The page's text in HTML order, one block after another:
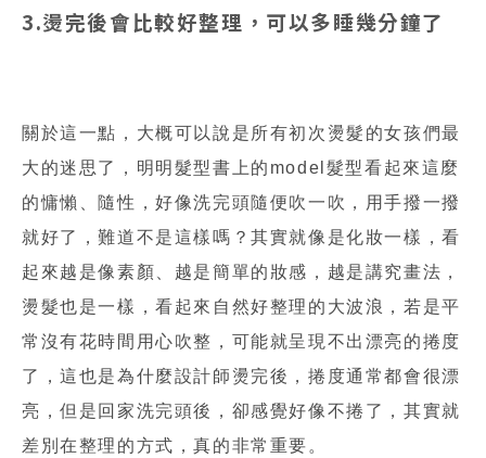
3.燙完後會比較好整理，可以多睡幾分鐘了
關於這一點，大概可以說是所有初次燙髮的女孩們最
大的迷思了，明明髮型書上的model髮型看起來這麼
的慵懶、隨性，好像洗完頭隨便吹一吹，用手撥一撥
就好了，難道不是這樣嗎？其實就像是化妝一樣，看
起來越是像素顏、越是簡單的妝感，越是講究畫法，
燙髮也是一樣，看起來自然好整理的大波浪，若是平
常沒有花時間用心吹整，可能就呈現不出漂亮的捲度
了，這也是為什麼設計師燙完後，捲度通常都會很漂
亮，但是回家洗完頭後，卻感覺好像不捲了，其實就
差別在整理的方式，真的非常重要。